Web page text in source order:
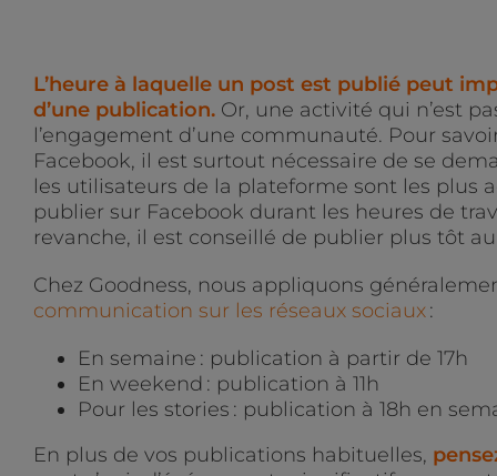
L’heure à laquelle un post est publié peut
d’une publication.Or, une activité qui n’est
l’engagement d’une communauté. Pour
Facebook, il est surtout nécessaire de se
les utilisateurs de la plateforme sont les plus
publier sur Facebook durant les heures de
revanche, il est conseillé de publier plus tôt
Chez Goodness, nous appliquons
communication sur les réseaux sociaux:
En semaine : publication à partir de 17h
En weekend : publication à 11h
Pour les stories : publication à 18h en
En plus de vos publications habituelles,